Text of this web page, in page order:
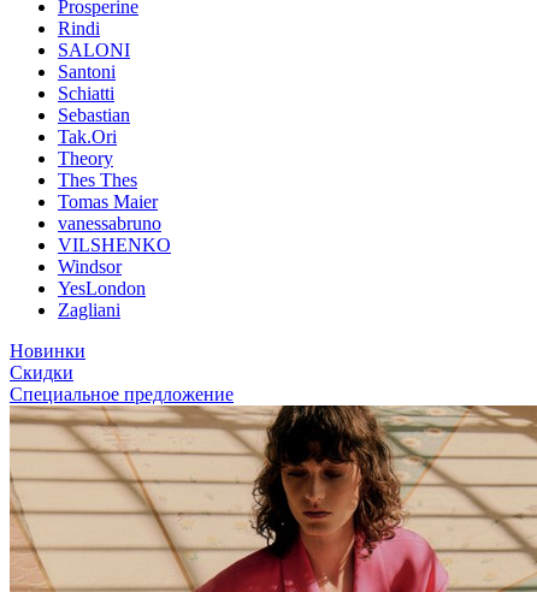
Prosperine
Rindi
SALONI
Santoni
Schiatti
Sebastian
Tak.Ori
Theory
Thes Thes
Tomas Maier
vanessabruno
VILSHENKO
Windsor
YesLondon
Zagliani
Новинки
Скидки
Специальное предложение